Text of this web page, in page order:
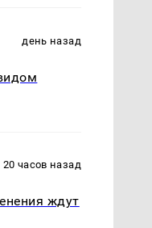
день назад
20 часов назад
ждут